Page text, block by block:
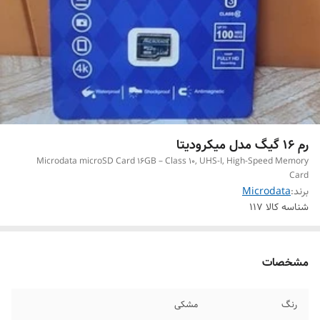
رم 16 گیگ مدل میکرودیتا
Microdata microSD Card 16GB – Class 10, UHS-I, High-Speed Memory
Card
برند:Microdata
شناسه کالا 117
مشخصات
رنگ مشکی